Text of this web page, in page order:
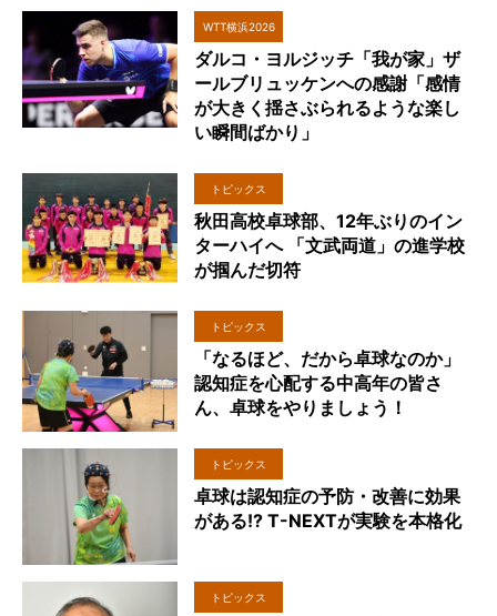
WTT横浜2026
ダルコ・ヨルジッチ「我が家」ザ
ールブリュッケンへの感謝「感情
が大きく揺さぶられるような楽し
い瞬間ばかり」
トピックス
秋田高校卓球部、12年ぶりのイン
ターハイへ 「文武両道」の進学校
が掴んだ切符
トピックス
「なるほど、だから卓球なのか」
認知症を心配する中高年の皆さ
ん、卓球をやりましょう！
トピックス
卓球は認知症の予防・改善に効果
がある!? T-NEXTが実験を本格化
トピックス